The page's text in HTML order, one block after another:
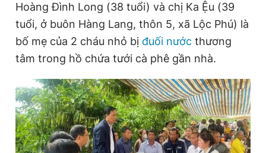
Thông tin tòa soạn Liên hệ quảng cáo
Đọc Thanh Niên trên điện thoại
Hoàng Đình Long (38 tuổi) và chị Ka Ệu (39
tuổi, ở buôn Hàng Lang, thôn 5, xã Lộc Phú) là
bố mẹ của 2 cháu nhỏ bị đuối nước thương
tâm trong hồ chứa tưới cà phê gần nhà.